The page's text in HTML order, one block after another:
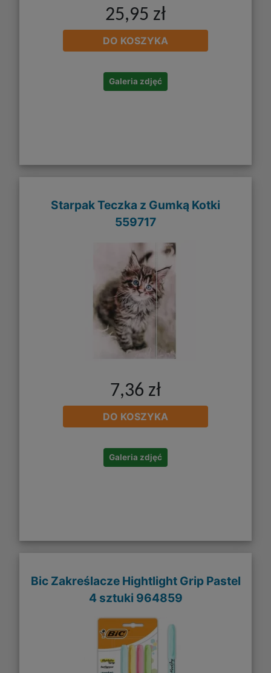
25,95 zł
DO KOSZYKA
Galeria zdjęć
Starpak Teczka z Gumką Kotki
559717
7,36 zł
DO KOSZYKA
Galeria zdjęć
Bic Zakreślacze Hightlight Grip Pastel
4 sztuki 964859